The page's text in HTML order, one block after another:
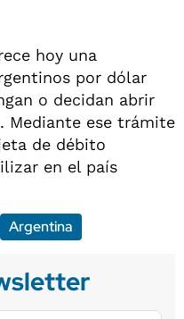
hoy una
por dólar
o decidan abrir
Mediante ese trámite
de débito
en el país
Argentina